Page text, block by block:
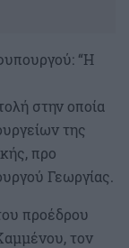
“Η
στην οποία
της
προ
Γεωργίας.
προέδρου
τον